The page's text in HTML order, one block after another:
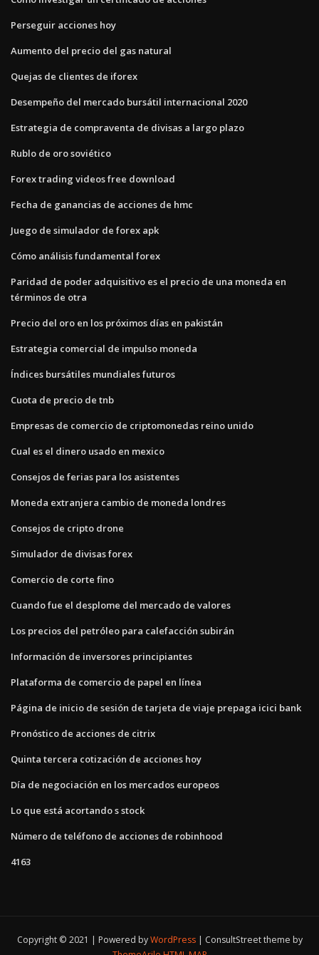
Perseguir acciones hoy
Aumento del precio del gas natural
Quejas de clientes de iforex
Desempeño del mercado bursátil internacional 2020
Estrategia de compraventa de divisas a largo plazo
Rublo de oro soviético
Forex trading videos free download
Fecha de ganancias de acciones de hmc
Juego de simulador de forex apk
Cómo análisis fundamental forex
Paridad de poder adquisitivo es el precio de una moneda en
términos de otra
Precio del oro en los próximos días en pakistán
Estrategia comercial de impulso moneda
Índices bursátiles mundiales futuros
Cuota de precio de tnb
Empresas de comercio de criptomonedas reino unido
Cual es el dinero usado en mexico
Consejos de ferias para los asistentes
Moneda extranjera cambio de moneda londres
Consejos de cripto drone
Simulador de divisas forex
Comercio de corte fino
Cuando fue el desplome del mercado de valores
Los precios del petróleo para calefacción subirán
Información de inversores principiantes
Plataforma de comercio de papel en línea
Página de inicio de sesión de tarjeta de viaje prepaga icici bank
Pronóstico de acciones de citrix
Quinta tercera cotización de acciones hoy
Día de negociación en los mercados europeos
Lo que está acortando s stock
Número de teléfono de acciones de robinhood
4163
Copyright © 2021 | Powered byWordPress
ConsultStreet theme by